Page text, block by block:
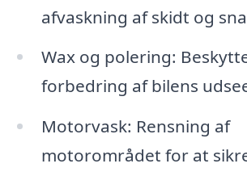
afvaskning af skidt og
Wax og polering:
forbedring af bilens
Motorvask: Rensning af
motorområdet for at